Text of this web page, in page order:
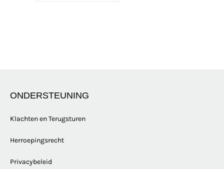
ONDERSTEUNING
Klachten en Terugsturen
Herroepingsrecht
Privacybeleid